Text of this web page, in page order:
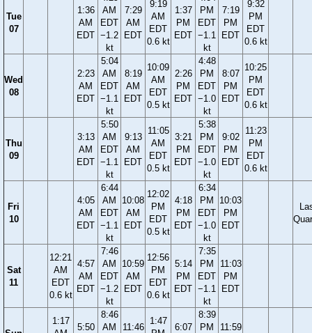
Tue
07
1:36
AM
EDT
AM
EDT
−1.2
kt
7:29
AM
EDT
9:19
AM
EDT
0.6 kt
1:37
PM
EDT
PM
EDT
−1.1
kt
7:19
PM
EDT
9:32
PM
EDT
0.6 kt
Wed
08
2:23
AM
EDT
5:04
AM
EDT
−1.1
kt
8:19
AM
EDT
10:09
AM
EDT
0.5 kt
2:26
PM
EDT
4:48
PM
EDT
−1.0
kt
8:07
PM
EDT
10:25
PM
EDT
0.6 kt
Thu
09
3:13
AM
EDT
5:50
AM
EDT
−1.1
kt
9:13
AM
EDT
11:05
AM
EDT
0.5 kt
3:21
PM
EDT
5:38
PM
EDT
−1.0
kt
9:02
PM
EDT
11:23
PM
EDT
0.6 kt
Fri
10
4:05
AM
EDT
6:44
AM
EDT
−1.1
kt
10:08
AM
EDT
12:02
PM
EDT
0.5 kt
4:18
PM
EDT
6:34
PM
EDT
−1.0
kt
10:03
PM
EDT
Sat
11
12:21
AM
EDT
0.6 kt
4:57
AM
EDT
7:46
AM
EDT
−1.2
kt
10:59
AM
EDT
12:56
PM
EDT
0.6 kt
5:14
PM
EDT
7:35
PM
EDT
−1.1
kt
11:03
PM
EDT
1:17
5:50
8:46
AM
11:46
1:47
6:07
8:39
PM
11:59